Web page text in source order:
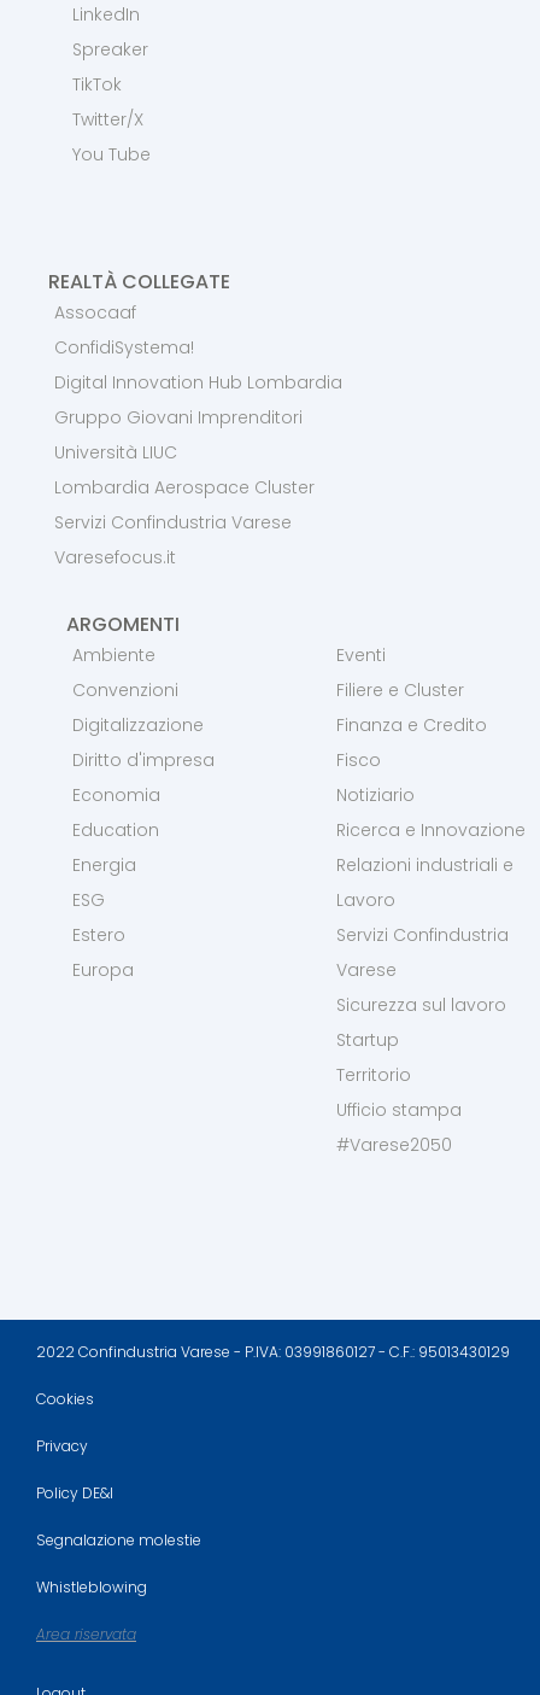
LinkedIn
Spreaker
TikTok
Twitter/X
You Tube
REALTÀ COLLEGATE
Assocaaf
ConfidiSystema!
Digital Innovation Hub Lombardia
Gruppo Giovani Imprenditori
Università LIUC
Lombardia Aerospace Cluster
Servizi Confindustria Varese
Varesefocus.it
ARGOMENTI
Ambiente
Convenzioni
Digitalizzazione
Diritto d'impresa
Economia
Education
Energia
ESG
Estero
Europa
Eventi
Filiere e Cluster
Finanza e Credito
Fisco
Notiziario
Ricerca e Innovazione
Relazioni industriali e
Lavoro
Servizi Confindustria
Varese
Sicurezza sul lavoro
Startup
Territorio
Ufficio stampa
#Varese2050
2022 Confindustria Varese - P.IVA: 03991860127 - C.F.: 95013430129
Cookies
Privacy
Policy DE&I
Segnalazione molestie
Whistleblowing
Area riservata